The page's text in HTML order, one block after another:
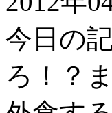
今日の
ろ！？